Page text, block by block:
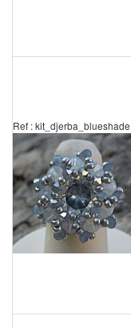
Ref : kit_djerba_blueshade